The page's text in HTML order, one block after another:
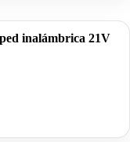
inalámbrica 21V